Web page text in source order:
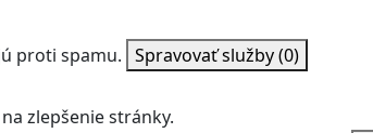
proti spamu. Spravovať služby(0)
zlepšenie stránky.